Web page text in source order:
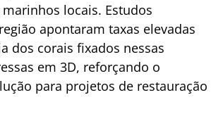
locais. Estudos
apontaram taxas elevadas
dos corais fixados nessas
em 3D, reforçando o
para projetos de restauração